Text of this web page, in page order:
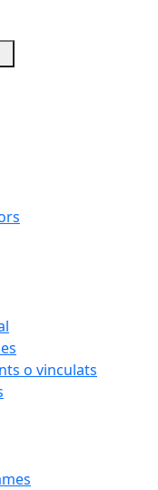
o vinculats